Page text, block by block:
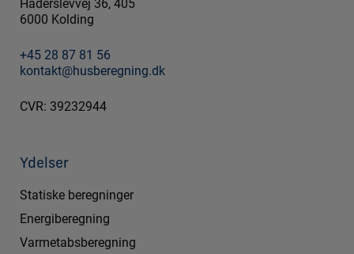
6000 Kolding
+45 28 87 81 56
kontakt@husberegning.dk
CVR: 39232944
Ydelser
Statiske beregninger
Energiberegning
Varmetabsberegning